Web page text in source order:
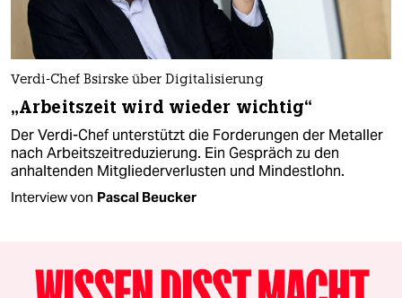
Verdi-Chef Bsirske über Digitalisierung
„Arbeitszeit wird wieder wichtig“
Der Verdi-Chef unterstützt die Forderungen der Metaller
nach Arbeitszeitreduzierung. Ein Gespräch zu den
anhaltenden Mitgliederverlusten und Mindestlohn.
Interview von Pascal Beucker